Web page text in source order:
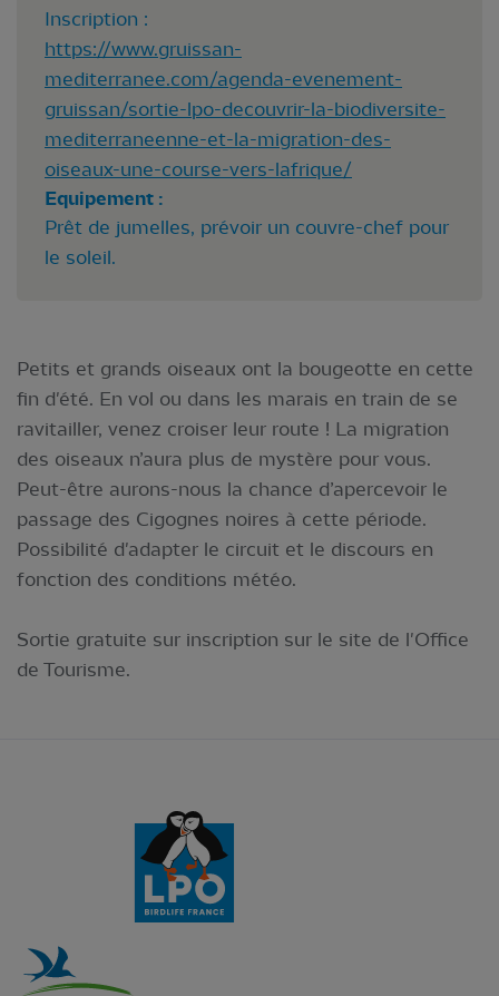
Inscription :
https://www.gruissan-
mediterranee.com/agenda-evenement-
gruissan/sortie-lpo-decouvrir-la-biodiversite-
mediterraneenne-et-la-migration-des-
oiseaux-une-course-vers-lafrique/
Equipement :
Prêt de jumelles, prévoir un couvre-chef pour
le soleil.
Petits et grands oiseaux ont la bougeotte en cette
fin d'été. En vol ou dans les marais en train de se
ravitailler, venez croiser leur route ! La migration
des oiseaux n’aura plus de mystère pour vous.
Peut-être aurons-nous la chance d’apercevoir le
passage des Cigognes noires à cette période.
Possibilité d'adapter le circuit et le discours en
fonction des conditions météo.
Sortie gratuite sur inscription sur le site de l'Office
de Tourisme.